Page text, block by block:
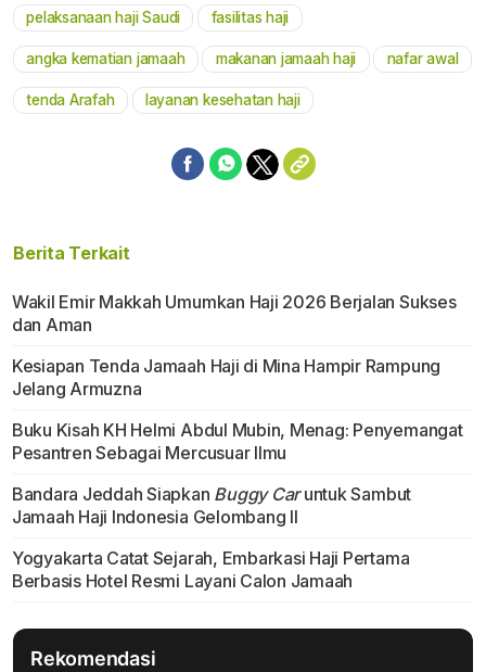
pelaksanaan haji Saudi fasilitas haji
angka kematian jamaah makanan jamaah haji nafar awal
tenda Arafah layanan kesehatan haji
Berita Terkait
Wakil Emir Makkah Umumkan Haji 2026 Berjalan Sukses
dan Aman
Kesiapan Tenda Jamaah Haji di Mina Hampir Rampung
Jelang Armuzna
Buku Kisah KH Helmi Abdul Mubin, Menag: Penyemangat
Pesantren Sebagai Mercusuar Ilmu
Bandara Jeddah Siapkan Buggy Caruntuk Sambut
Jamaah Haji Indonesia Gelombang II
Yogyakarta Catat Sejarah, Embarkasi Haji Pertama
Berbasis Hotel Resmi Layani Calon Jamaah
Rekomendasi